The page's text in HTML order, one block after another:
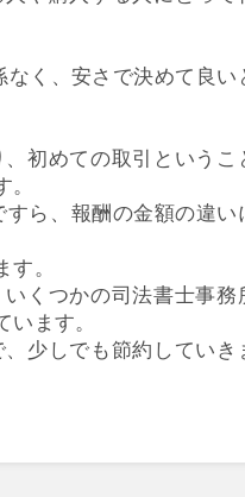
く、安さで決めて良い
初めての取引というこ
ら、報酬の金額の違い
。
くつかの司法書士事務
ます。
少しでも節約していき